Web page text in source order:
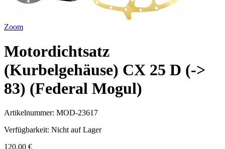
Zoom
Motordichtsatz
(Kurbelgehäuse) CX 25 D (->
83) (Federal Mogul)
Artikelnummer: MOD-23617
Verfügbarkeit: Nicht auf Lager
120,00 €